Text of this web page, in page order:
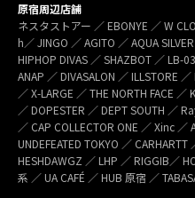
原宿周辺店舗
ネスタストアー ／ EBONYE ／ W
h／ JINGO ／ AGITO ／ AQUA
HIPHOP DIVAS ／ SHAZBOT ／ LB-
ANAP ／ DIVASALON ／ ILLSTORE
／ X-LARGE ／ THE NORTH FACE ／
／ DOPESTER ／ DEPT SOUTH ／
／ CAP COLLECTOR ONE ／ Xinc ／
UNDEFEATED TOKYO ／ CARHARTT
HESHDAWGZ ／ LHP ／ RIGGIB／
系 ／ UA CAFÉ ／ HUB 原宿 ／